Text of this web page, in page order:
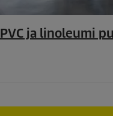
PVC ja linoleumi